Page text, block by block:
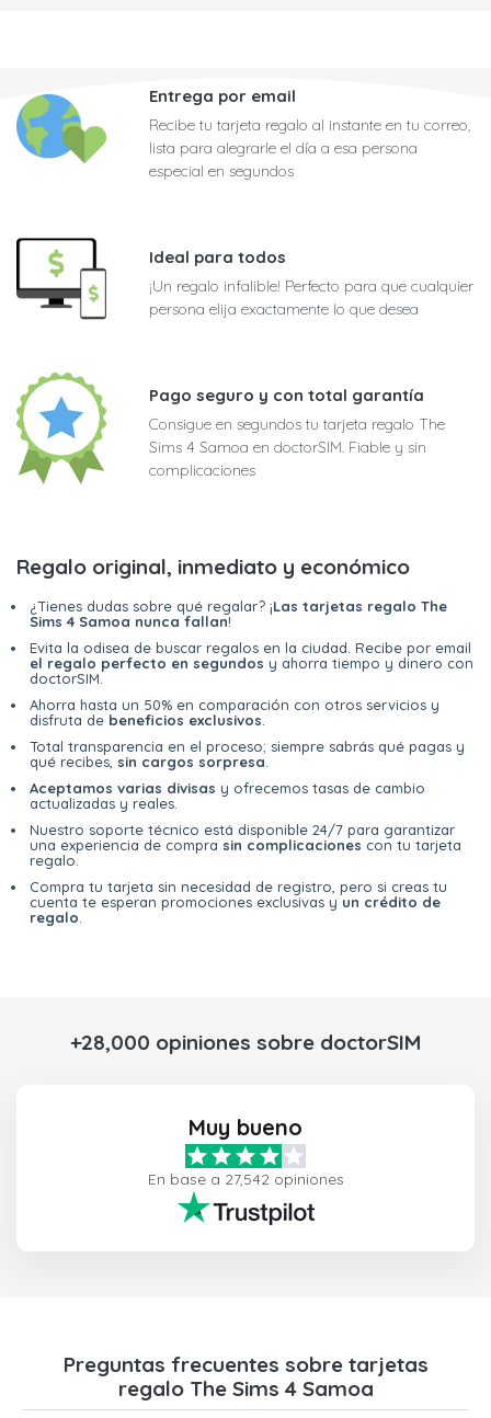
Entrega por email
Recibe tu tarjeta regalo al instante en tu correo,
lista para alegrarle el día a esa persona
especial en segundos
Ideal para todos
¡Un regalo infalible! Perfecto para que cualquier
persona elija exactamente lo que desea
Pago seguro y con total garantía
Consigue en segundos tu tarjeta regalo The
Sims 4 Samoa en doctorSIM. Fiable y sin
complicaciones
Regalo original, inmediato y económico
¿Tienes dudas sobre qué regalar? ¡Las tarjetas regalo The
Sims 4 Samoa nunca fallan!
Evita la odisea de buscar regalos en la ciudad. Recibe por email
el regalo perfecto en segundos y ahorra tiempo y dinero con
doctorSIM.
Ahorra hasta un 50% en comparación con otros servicios y
disfruta de beneficios exclusivos
Total transparencia en el proceso; siempre sabrás qué pagas y
qué recibes, sin cargos sorpresa
Aceptamos varias divisas y ofrecemos tasas de cambio
actualizadas y reales.
Nuestro soporte técnico está disponible 24/7 para garantizar
una experiencia de compra sin complicaciones con tu tarjeta
regalo.
Compra tu tarjeta sin necesidad de registro, pero si creas tu
cuenta te esperan promociones exclusivas y un crédito de
regalo
+28,000 opiniones sobre doctorSIM
Muy bueno
En base a 27,542 opiniones
Preguntas frecuentes sobre tarjetas
regalo The Sims 4 Samoa